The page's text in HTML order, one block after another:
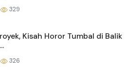
329
Kisah Horor Tumbal di Balik
326